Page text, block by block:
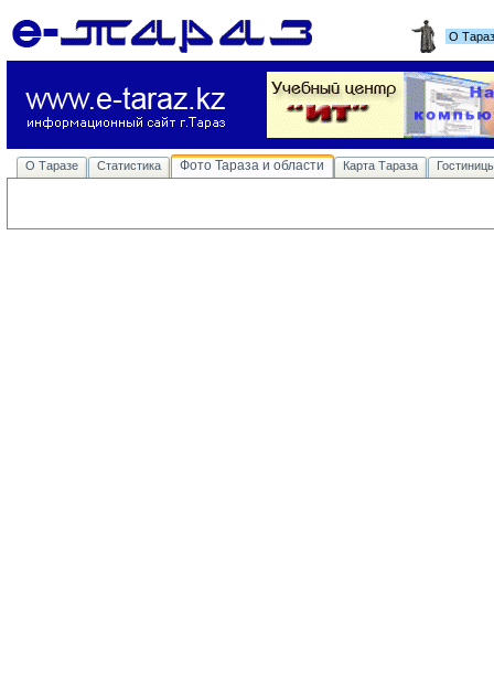
О
О Таразе Статистика Фото Тараза и области Карта Тараза